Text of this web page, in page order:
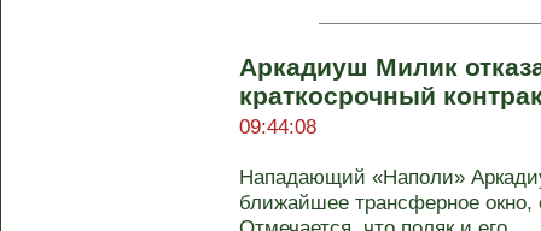
Аркадиуш Милик
краткосрочный
09:44:08
Нападающий «Наполи»
ближайшее трансферное